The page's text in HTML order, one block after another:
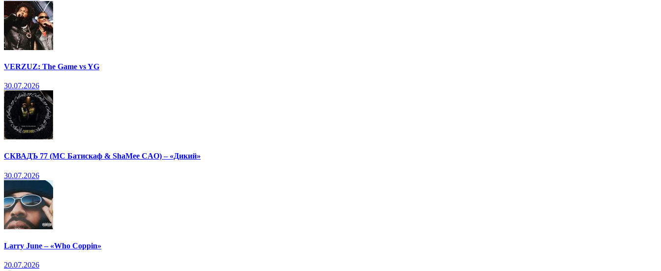
VERZUZ: The Game vs YG
30.07.2026
СКВАДЪ 77 (МС Батискаф & ShaMee CAO) – «Дикий»
30.07.2026
Larry June – «Who Coppin»
20.07.2026